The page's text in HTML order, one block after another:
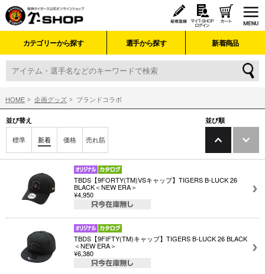
カテゴリーから探す 選手から探す 新着商品
HOME 企画グッズ ブランドコラボ
並び替え
標準 新着 価格 売れ筋
並び順
TBDS【9FORTY(TM)VSキャップ】TIGERS B-LUCK 26
BLACK＜NEW ERA＞
¥4,950
TBDS【9FIFTY(TM)キャップ】TIGERS B-LUCK 26 BLACK
＜NEW ERA＞
¥6,380